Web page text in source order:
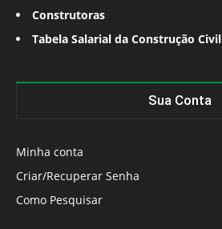
Construtoras
Tabela Salarial da Construção Civil
Sua Conta
Minha conta
Criar/Recuperar Senha
Como Pesquisar